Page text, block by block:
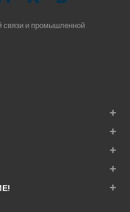
связи и промышленной
+
+
+
+
+